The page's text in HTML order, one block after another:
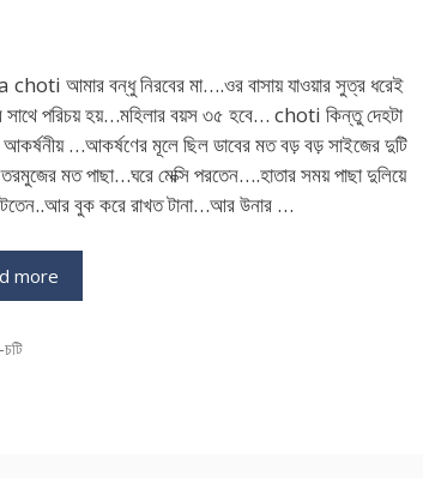
আমার বন্ধু নিরবের মা….ওর বাসায় যাওয়ার সুত্র ধরেই
সাথে পরিচয় হয়…মহিলার বয়স ৩৫ হবে… choti কিন্তু দেহটা
…আকর্ষণের মূলে ছিল ডাবের মত বড় বড় সাইজের দুটি
মত পাছা…ঘরে মেক্সি পরতেন….হাতার সময় পাছা দুলিয়ে
বুক করে রাখত টানা…আর উনার …
more
চটি